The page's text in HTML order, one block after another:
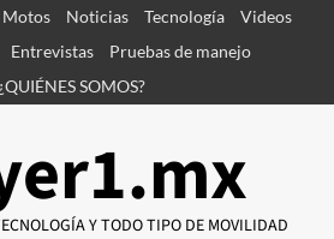
Motos Noticias Tecnología
Videos
Entrevistas
Pruebas de manejo
¿QUIÉNES SOMOS?
Y TODO TIPO DE MOVILIDAD